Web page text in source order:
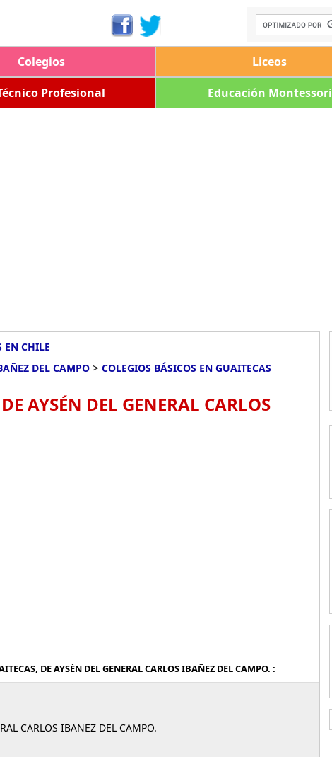
Colegios Liceos
Profesional Educación Montessori
EN CHILE
DEL CAMPO > COLEGIOS BÁSICOS EN GUAITECAS
AYSÉN DEL GENERAL CARLOS
DE AYSÉN DEL GENERAL CARLOS IBAÑEZ DEL CAMPO. :
CARLOS IBANEZ DEL CAMPO.